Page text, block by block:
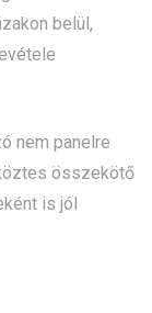
belül,
nem panelre
összekötő
is jól